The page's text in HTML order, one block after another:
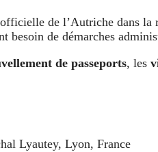
officielle de l’Autriche dans
besoin de démarches
de passeports, les
Lyautey, Lyon, France